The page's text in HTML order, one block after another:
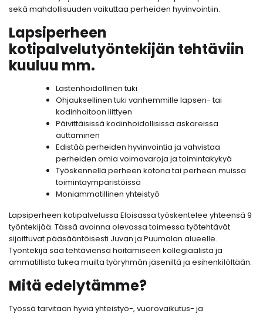
sekä mahdollisuuden vaikuttaa perheiden hyvinvointiin.
Lapsiperheen
kotipalvelutyöntekijän tehtäviin
kuuluu mm.
Lastenhoidollinen tuki
Ohjauksellinen tuki vanhemmille lapsen- tai
kodinhoitoon liittyen
Päivittäisissä kodinhoidollisissa askareissa
auttaminen
Edistää perheiden hyvinvointia ja vahvistaa
perheiden omia voimavaroja ja toimintakykyä
Työskennellä perheen kotona tai perheen muissa
toimintaympäristöissä
Moniammatillinen yhteistyö
Lapsiperheen kotipalvelussa Eloisassa työskentelee yhteensä 9
työntekijää. Tässä avoinna olevassa toimessa työtehtävät
sijoittuvat pääsääntöisesti Juvan ja Puumalan alueelle.
Työntekijä saa tehtäviensä hoitamiseen kollegiaalista ja
ammatillista tukea muilta työryhmän jäseniltä ja esihenkilöltään.
Mitä edelytämme?
Työssä tarvitaan hyviä yhteistyö-, vuorovaikutus- ja